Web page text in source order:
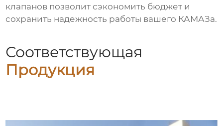
клапанов позволит сэкономить бюджет и
сохранить надежность работы вашего КАМАЗа.
Соответствующая
Продукция